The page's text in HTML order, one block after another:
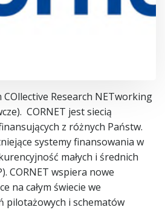
Research NETworking
CORNET jest siecią
z różnych Państw.
systemy finansowania w
małych i średnich
CORNET wspiera nowe
na całym świecie we
pilotażowych i schematów